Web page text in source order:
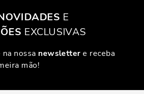
E
EXCLUSIVAS
nossa newslettere receba
mão!